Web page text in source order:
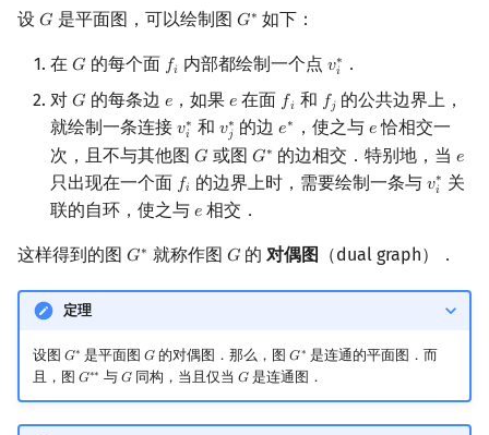
设 𝐺
G 是平面图，可以绘制图 𝐺∗
G∗ 如下：
在 𝐺
G 的每个面 𝑓𝑖
f 内部都绘制一个点 𝑣∗
𝑖
vi∗．
对 𝐺
G 的每条边 𝑒
e ，如果𝑒
e 在面 𝑓𝑖
f 和 𝑓𝑗
fj 的公共边界上，
就绘制一条连接 𝑣∗
𝑖
vi ∗
和 𝑣∗
𝑗
vj∗的边𝑒∗
e∗，使之与 𝑒
e恰相交一
次，且不与其他图 𝐺
G 或图 𝐺∗
G∗ 的边相交．特别地，当𝑒
e
只出现在一个面 𝑓𝑖
f 的边界上时，需要绘制一条与𝑣∗
𝑖
vi ∗
关
联的自环，使之与 𝑒
e 相交．
这样得到的图 𝐺∗
G∗ 就称作图 𝐺
G 的 对偶图 （dual graph）．
定理
设图 𝐺∗
G∗是平面图𝐺
G 的对偶图．那么，图𝐺∗
G∗是连通的平面图．而
且，图 𝐺∗∗
G∗ ∗
与 𝐺
G同构，当且仅当 𝐺
G是连通图．